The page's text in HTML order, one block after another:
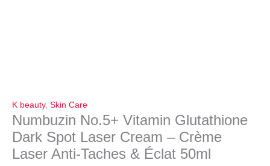
K beauty, Skin Care
Numbuzin No.5+ Vitamin Glutathione
Dark Spot Laser Cream – Crème
Laser Anti-Taches & Éclat 50ml